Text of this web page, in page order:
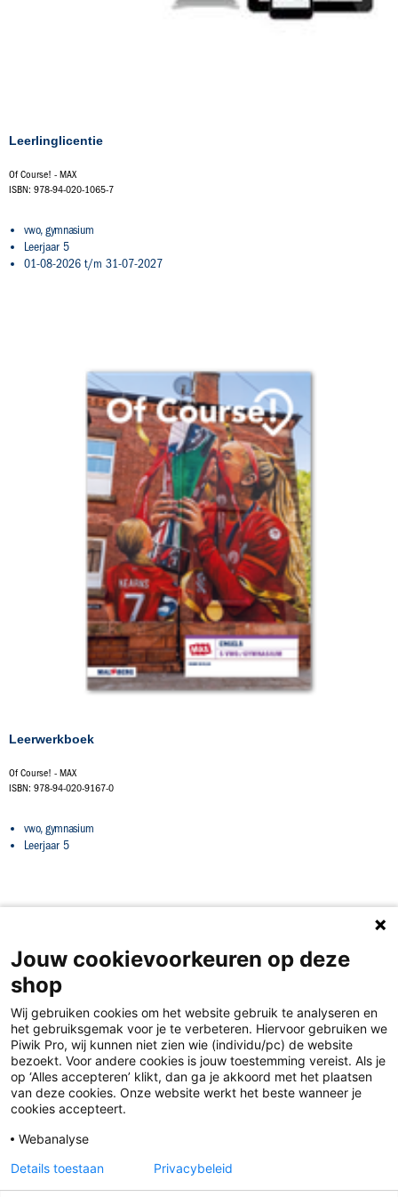
Leerlinglicentie
Of Course! - MAX
ISBN: 978-94-020-1065-7
vwo, gymnasium
Leerjaar 5
01-08-2026 t/m 31-07-2027
Leerwerkboek
Of Course! - MAX
ISBN: 978-94-020-9167-0
vwo, gymnasium
Leerjaar 5
Disclaimer
Algemene voorwaarden
Jouw cookievoorkeuren op deze
shop
Wij gebruiken cookies om het website gebruik te analyseren en
het gebruiksgemak voor je te verbeteren. Hiervoor gebruiken we
Piwik Pro, wij kunnen niet zien wie (individu/pc) de website
bezoekt. Voor andere cookies is jouw toestemming vereist. Als je
op ‘Alles accepteren’ klikt, dan ga je akkoord met het plaatsen
van deze cookies. Onze website werkt het beste wanneer je
cookies accepteert.
Webanalyse
Details toestaan
Privacybeleid